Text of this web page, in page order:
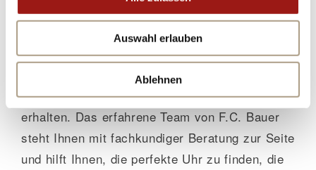
Auswahl erlauben
Ablehnen
F.C. BAUER
Wenn Sie sich für eine Uhr derREVOLUTION
entscheiden, können Sie sicher sein, bei
Juwelier F.C. Bauer den besten Service zu
erhalten. Das erfahrene Team von F.C. Bauer
steht Ihnen mit fachkundiger Beratung zur Seite
und hilft Ihnen, die perfekte Uhr zu finden, die